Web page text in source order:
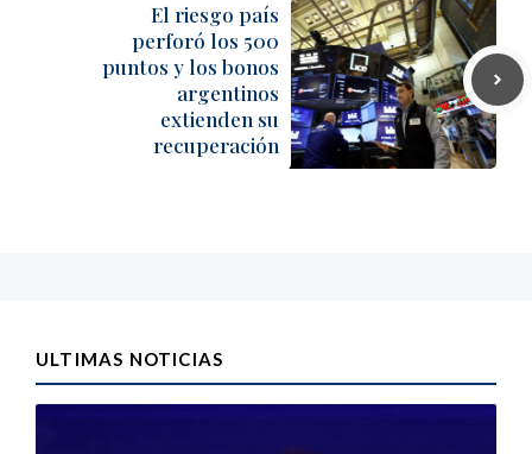
El riesgo país
perforó los 500
puntos y los bonos
argentinos
extienden su
recuperación
ULTIMAS NOTICIAS